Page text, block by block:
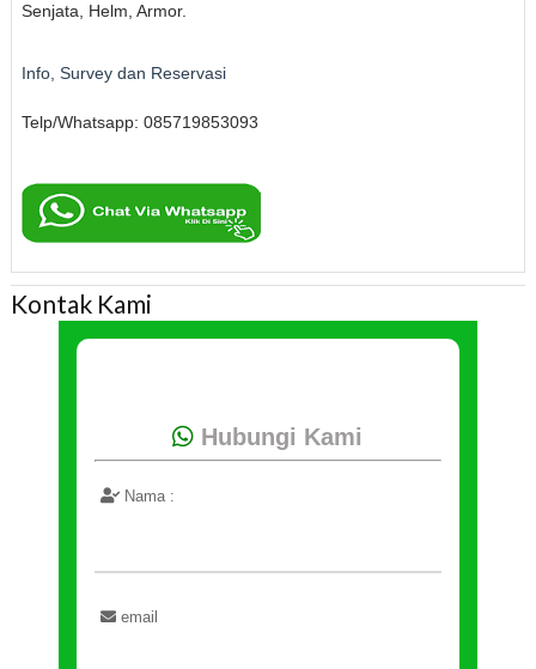
Senjata, Helm, Armor.
Info, Survey dan Reservasi
Telp/Whatsapp: 085719853093
Kontak Kami
Hubungi Kami
Nama :
email